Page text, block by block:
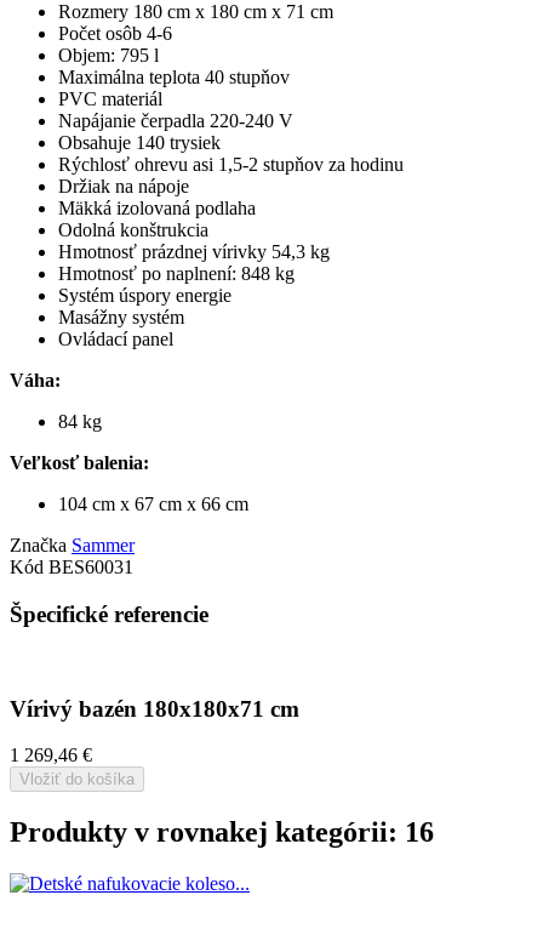
Rozmery 180 cm x 180 cm x 71 cm
Počet osôb 4-6
Objem: 795 l
Maximálna teplota 40 stupňov
PVC materiál
Napájanie čerpadla 220-240 V
Obsahuje 140 trysiek
Rýchlosť ohrevu asi 1,5-2 stupňov za hodinu
Držiak na nápoje
Mäkká izolovaná podlaha
Odolná konštrukcia
Hmotnosť prázdnej vírivky 54,3 kg
Hmotnosť po naplnení: 848 kg
Systém úspory energie
Masážny systém
Ovládací panel
Váha:
84 kg
Veľkosť balenia:
104 cm x 67 cm x 66 cm
Značka Sammer
Kód BES60031
Špecifické referencie
Vírivý bazén 180x180x71 cm
1 269,46 €
Vložiť do košíka
Produkty v rovnakej kategórii: 16